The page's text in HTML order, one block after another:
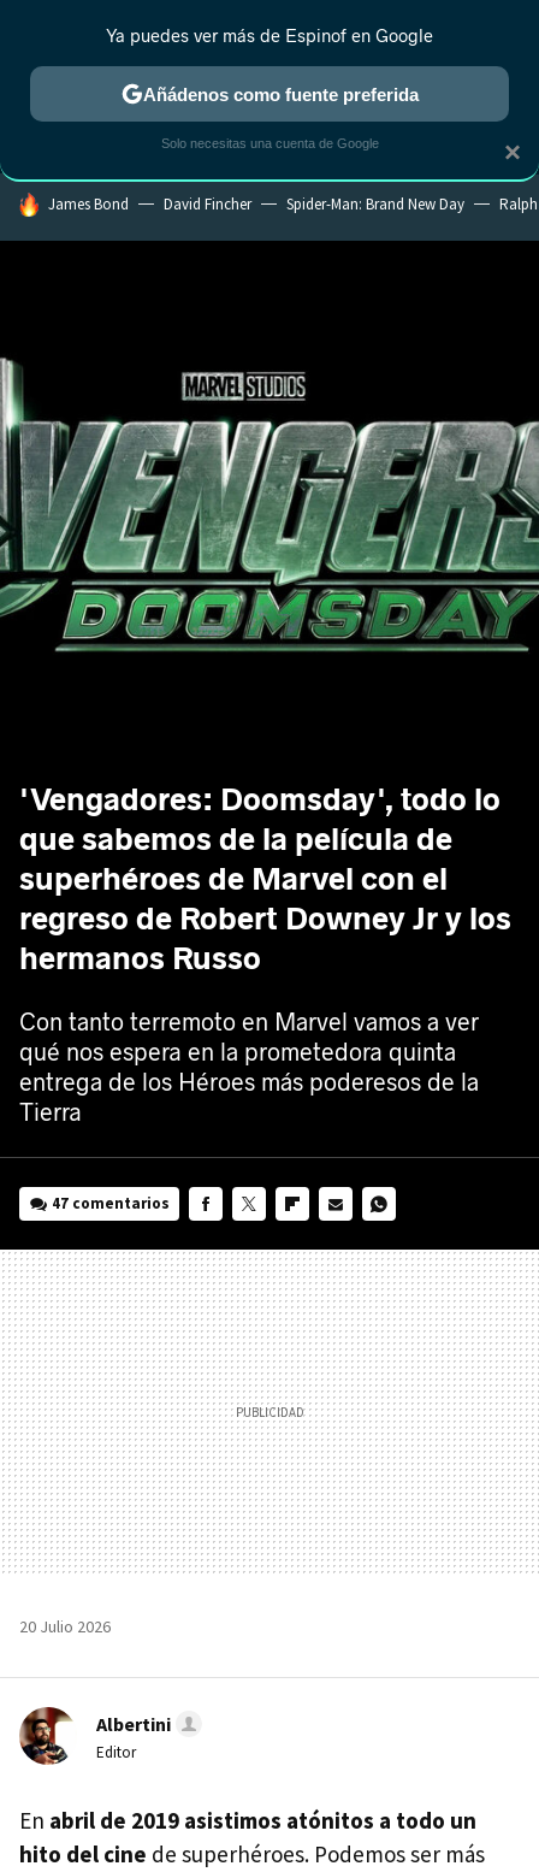
MENÚ NUEVO
ESTRENOS REALITY ANIME RANKINGS CINE
HOY SE HABLA DE
James Bond David Fincher Spider-Man: Brand New Day
'Vengadores: Doomsday', todo lo
que sabemos de la película de
superhéroes de Marvel con el
regreso de Robert Downey Jr y los
hermanos Russo
Con tanto terremoto en Marvel vamos a ver
qué nos espera en la prometedora quinta
entrega de los Héroes más poderesos de la
Tierra
47 comentarios
MAIL
20 Julio 2026
Albertini
Editor
En abril de 2019 asistimos atónitos a todo un
hito del cine de superhéroes. Podemos ser más
×
Ya puedes ver más de Espinof en Google
Añádenos como fuente preferida
Solo necesitas una cuenta de Google